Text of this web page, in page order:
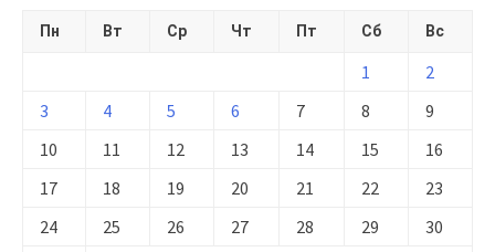
Пн Вт Ср Чт Пт Сб Вс
1
2
3
4 5 6 7 8
9
10
11 12 13 14 15
16
17
18 19 20 21 22
23
24
25 26 27 28 29
30